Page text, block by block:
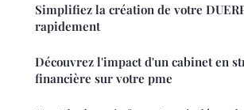
Simplifiez la création de votre
rapidement
Découvrez l'impact d'un cabinet en
financière sur votre pme